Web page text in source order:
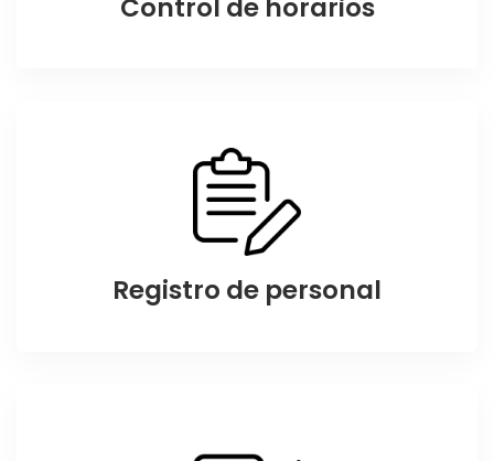
Control de horarios
Registro de personal